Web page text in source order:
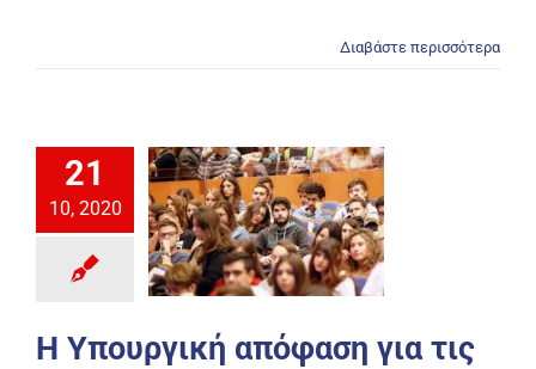
Διαβάστε περισσότερα
21
10, 2020
Η Υπουργική απόφαση για τις